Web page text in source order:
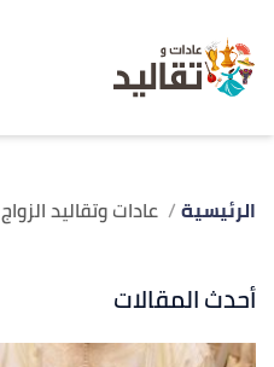
الرئيسية عادات وتقاليد الزواج
أحدث المقالات